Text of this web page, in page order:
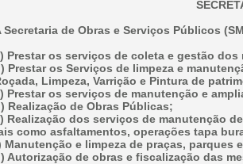
Secretaria de Obras e Serviços Públicos
Prestar os serviços de coleta e gestão
Prestar os Serviços de limpeza e
Limpeza, Varrição e Pintura de
Prestar os serviços de manutenção e
Realização de Obras Públicas;
Realização dos serviços de manutenção
como asfaltamentos, operações tapa
Manutenção e limpeza de praças, parques
Autorização de obras e fiscalização das